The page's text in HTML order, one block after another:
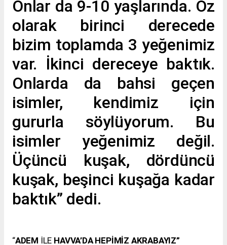
Onlar da 9-10 yaşlarında. Öz
olarak birinci derecede
bizim toplamda 3 yeğenimiz
var. İkinci dereceye baktık.
Onlarda da bahsi geçen
isimler, kendimiz için
gururla söylüyorum. Bu
isimler yeğenimiz değil.
Üçüncü kuşak, dördüncü
kuşak, beşinci kuşağa kadar
baktık” dedi.
“ADEM İLE HAVVA’DA HEPİMİZ AKRABAYIZ”